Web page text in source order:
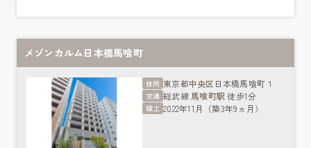
メゾンカルム日本橋馬喰町
住所 東京都中央区 日本橋馬喰町１
交通 総武線 馬喰町駅 徒歩1分
竣工 2022年11月（築3年9ヵ月）